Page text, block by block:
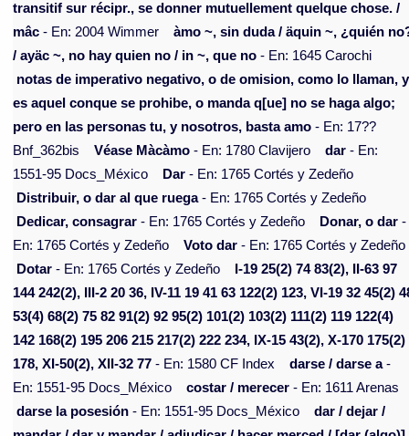
transitif sur récipr., se donner mutuellement quelque chose. /
mâc - En: 2004 Wimmer
àmo ~, sin duda / äquin ~, ¿quién
/ ayäc ~, no hay quien no / in ~, que no - En: 1645 Carochi
notas de imperativo negativo, o de omision, como lo llaman, y
es aquel conque se prohibe, o manda q[ue] no se haga algo;
pero en las personas tu, y nosotros, basta amo - En: 17??
Bnf_362bis
Véase Màcàmo - En: 1780 Clavijero dar - En:
1551-95 Docs_México
Dar - En: 1765 Cortés y Zedeño
Distribuir, o dar al que ruega- En: 1765 Cortés y Zedeño
Dedicar, consagrar - En: 1765 Cortés y Zedeño Donar, o dar -
En: 1765 Cortés y Zedeño
Voto dar - En: 1765 Cortés y Zedeño
Dotar - En: 1765 Cortés y Zedeño
I-19 25(2) 74 83(2), II-63 97
144 242(2), III-2 20 36, IV-11 19 41 63 122(2) 123, VI-19 32 45(2)
53(4) 68(2) 75 82 91(2) 92 95(2) 101(2) 103(2) 111(2) 119 122(4)
142 168(2) 195 206 215 217(2) 222 234, IX-15 43(2), X-170 175(2)
178, XI-50(2), XII-32 77 - En: 1580 CF Index darse / darse a-
En: 1551-95 Docs_México
costar / merecer - En: 1611 Arenas
darse la posesión - En: 1551-95 Docs_México
dar / dejar /